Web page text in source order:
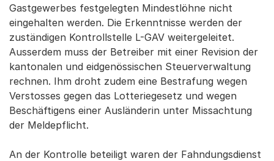
Gastgewerbes festgelegten Mindestlöhne nicht
eingehalten werden. Die Erkenntnisse werden der
zuständigen Kontrollstelle L-GAV weitergeleitet.
Ausserdem muss der Betreiber mit einer Revision der
kantonalen und eidgenössischen Steuerverwaltung
rechnen. Ihm droht zudem eine Bestrafung wegen
Verstosses gegen das Lotteriegesetz und wegen
Beschäftigens einer Ausländerin unter Missachtung
der Meldepflicht.
An der Kontrolle beteiligt waren der Fahndungsdienst